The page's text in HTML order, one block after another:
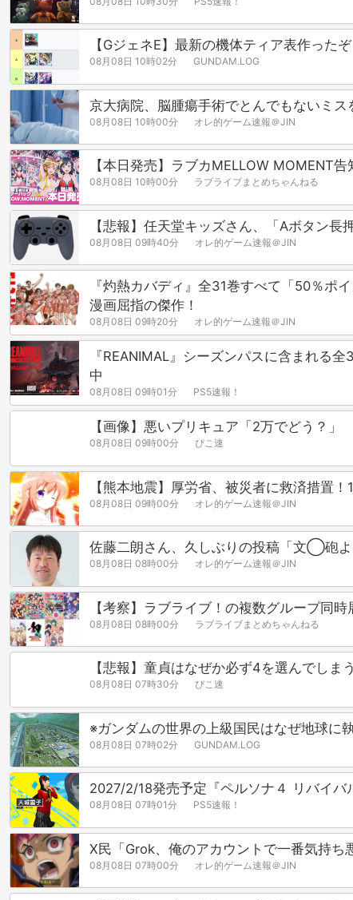
【GジェネE】最新の機体ティア表作ったぞ
08月08日 10時02分 GUNDAM.LOG
京大病院、脳腫瘍手術でとんでもないミ
08月08日 10時00分 オレ的ゲーム速報＠JIN
【本日発売】ラブカMELLOW MOMENT
08月08日 10時00分 ラブライブまとめちゃんねる
【悲報】任天堂キッズさん、「Aボタン
08月08日 09時40分 オレ的ゲーム速報＠JIN
『灼熱カバディ』全31巻すべて「50％ポ
漫画屈指の傑作！
08月08日 09時20分 オレ的ゲーム速報＠JIN
『REANIMAL』シーズンパスに含まれる
中
08月08日 09時01分 PS5速報！
【画像】悪いプリキュア「2万でどう？」
08月08日 09時00分 ぴこ速
【熊本地震】厚労省、被災者に救済措置！
08月08日 09時00分 オレ的ゲーム速報＠JIN
佐藤二朗さん、久しぶりの投稿「文◯砲
08月08日 08時00分 オレ的ゲーム速報＠JIN
【考察】ラブライブ！の複数グループ同
08月08日 08時00分 ラブライブまとめちゃんねる
【悲報】童貞はなぜか必ず4を選んでしま
08月08日 07時30分 ぴこ速
※ガンダムの世界の上級国民はなぜ地球に
08月08日 07時02分 GUNDAM.LOG
2027/2/18発売予定『ペルソナ４ リバイ
08月08日 07時01分 PS5速報！
X民「Grok、俺のアカウントで一番気持
08月08日 07時00分 オレ的ゲーム速報＠JIN